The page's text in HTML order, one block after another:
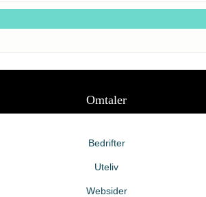
Omtaler
Bedrifter
Uteliv
Websider